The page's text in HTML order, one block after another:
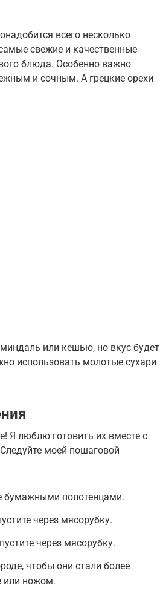
всего несколько
свежие и качественные
блюда. Особенно важно
и сочным. А грецкие орехи
или кешью, но вкус будет
использовать молотые сухари
Я люблю готовить их вместе с
моей пошаговой
бумажными полотенцами.
через мясорубку.
через мясорубку.
чтобы они стали более
или ножом.